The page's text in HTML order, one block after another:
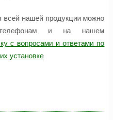
всей нашей продукции можно
и на нашем
с вопросами и ответами по
установке